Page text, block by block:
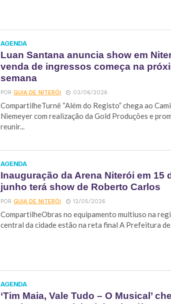
AGENDA
Luan Santana anuncia show em
venda de ingressos começa na
semana
PORGUIA DE NITERÓI 03/06/2026
CompartilheTurnê “Além do Registo” chega ao
Niemeyer com realização da Gold Produções e
reunir...
AGENDA
Inauguração da Arena Niterói em 15
junho terá show de Roberto Carlos
PORGUIA DE NITERÓI 12/05/2026
CompartilheObras no equipamento multiuso na
central da cidade estão na reta final A Prefeitura
AGENDA
‘Tim Maia, Vale Tudo – O Musical’